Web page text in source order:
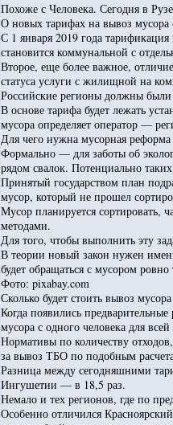
Похоже с Человека. Сегодня в
О новых тарифах на вывоз мусора
С 1 января 2019 года
становится коммунальной с
Второе, еще более важное,
статуса услуги с жилищной на
Российские регионы должны были
В основе тарифа будет лежать
мусора определяет оператор —
Для чего нужна мусорная реформа
Формально — для заботы об
рядом свалок. Потенциально
Принятый государством план
мусор, который не прошел
Мусор планируется сортировать,
методами.
Для того, чтобы выполнить эту
В теории новый закон нужен
будет обращаться с мусором
Фото: pixabay.com
Сколько будет стоить вывоз
Когда появились
мусора с одного человека для
Нормативы по количеству
за вывоз ТБО по подобным
Разница между сегодняшними
Ингушетии — в 18,5 раз.
Немало и тех регионов, где по
Особенно отличился